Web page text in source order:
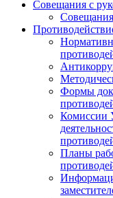
Совещания с
Формы
Комиссии
Планы